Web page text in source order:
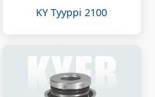
KY Tyyppi 2100